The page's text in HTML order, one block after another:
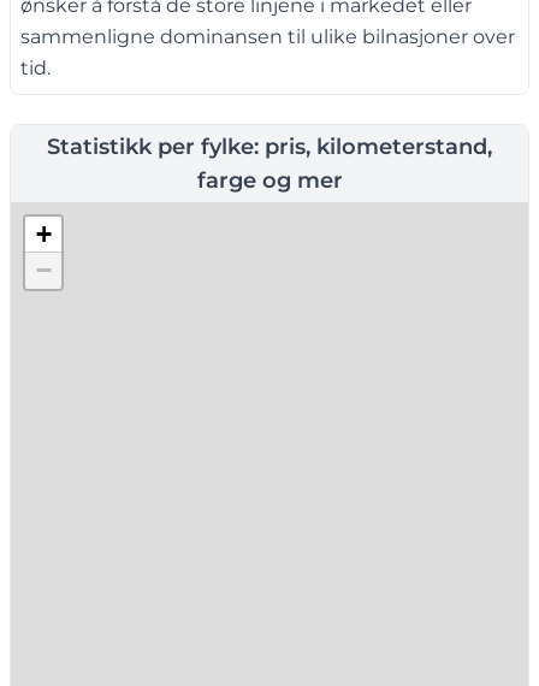
ønsker å forstå de store linjene i markedet eller
sammenligne dominansen til ulike bilnasjoner over
tid.
Statistikk per fylke: pris, kilometerstand,
farge og mer
+
−